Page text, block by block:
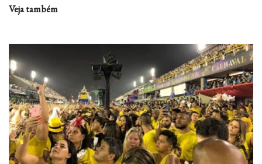
Veja também